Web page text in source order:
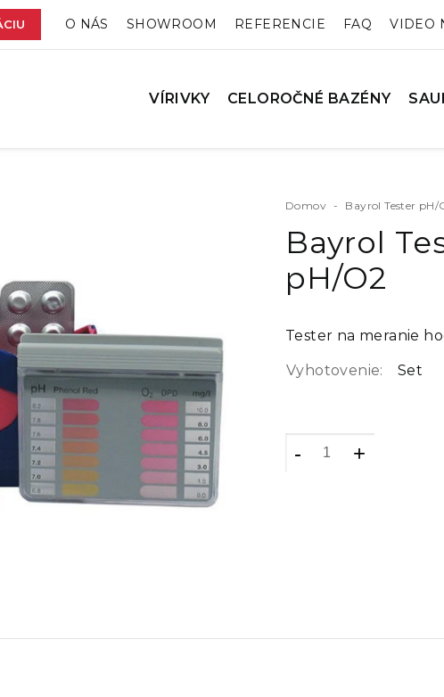
O NÁS SHOWROOM REFERENCIE FAQ VIDEO
VÍRIVKY CELOROČNÉ BAZÉNY
Domov - Bayrol Tester pH/
Bayrol
pH/O2
Tester na meranie
Vyhotovenie: Set
- +